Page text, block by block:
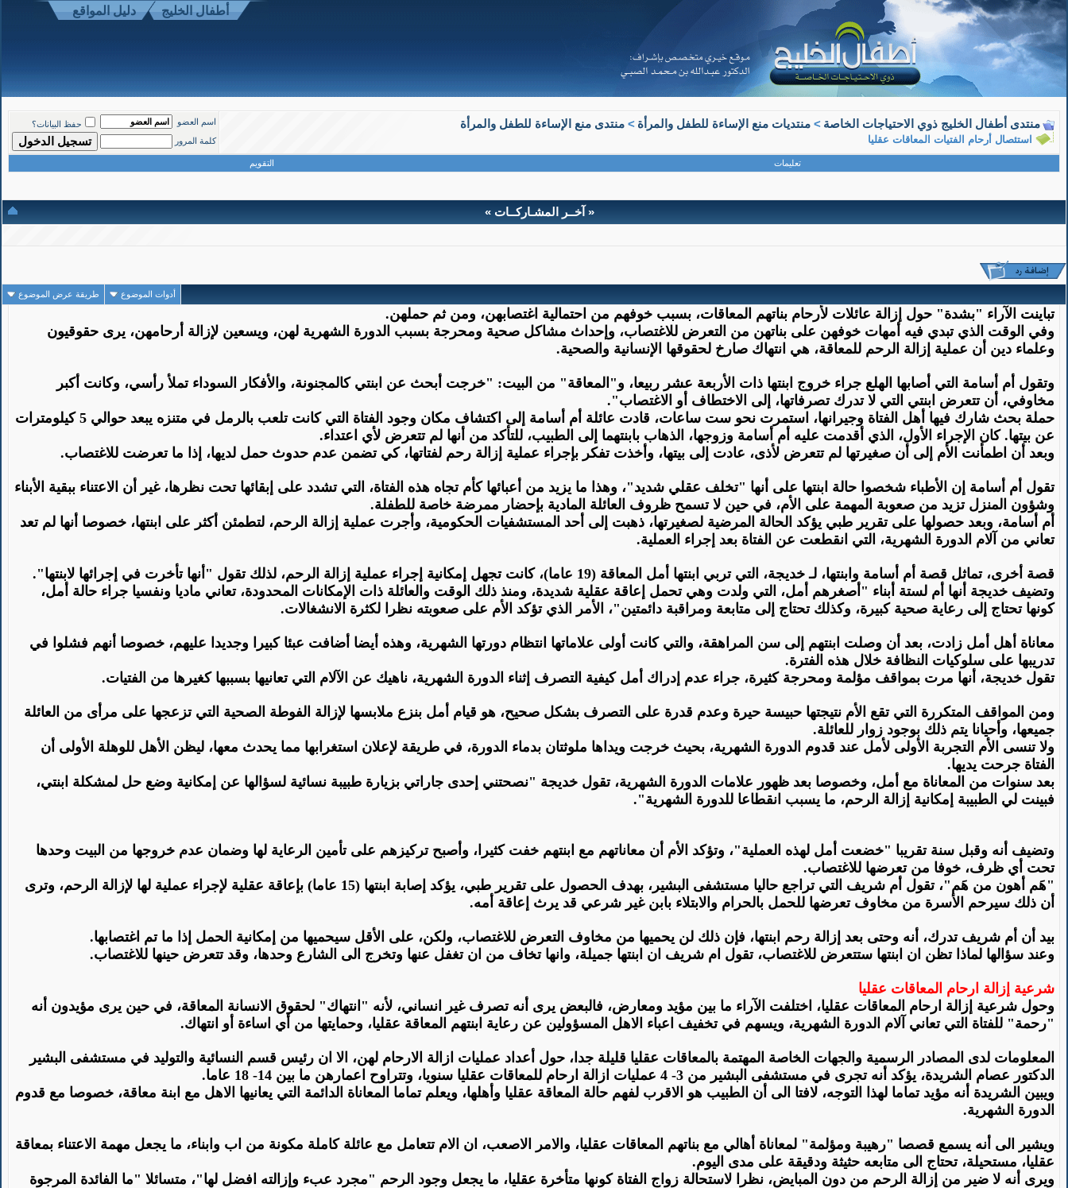
أطفال الخليج دليل المواقع
منتدى أطفال الخليج ذوي الاحتياجات الخاصة > منتديات منع الإساءة للطفل والمرأة > منتدى منع الإساءة للطفل والمرأة
استئصال أرحام الفتيات المعاقات عقليا
اسم العضو
حفظ البيانات؟
كلمة المرور
تعليمات التقويم
« آخــر المشـاركــات »
أدوات الموضوع طريقة عرض الموضوع
زهرة الشمال
عضو مميز
تاريخ التسجيل: Mar 2008
المشاركات: 110
تباينت الآراء "بشدة" حول إزالة عائلات لأرحام بناتهم المعاقات، بسبب خوفهم من احتمالية اغتصابهن، ومن ثم حملهن.
وفي الوقت الذي تبدي فيه أمهات خوفهن على بناتهن من التعرض للاغتصاب، وإحداث مشاكل صحية ومحرجة بسبب الدورة الشهرية لهن، ويسعين لإزالة أرحامهن، يرى حقوقيون
وعلماء دين أن عملية إزالة الرحم للمعاقة، هي انتهاك صارخ لحقوقها الإنسانية والصحية.
وتقول أم أسامة التي أصابها الهلع جراء خروج ابنتها ذات الأربعة عشر ربيعا، و"المعاقة" من البيت: "خرجت أبحث عن ابنتي كالمجنونة، والأفكار السوداء تملأ رأسي، وكانت أكبر
مخاوفي، أن تتعرض ابنتي التي لا تدرك تصرفاتها، إلى الاختطاف أو الاغتصاب".
حملة بحث شارك فيها أهل الفتاة وجيرانها، استمرت نحو ست ساعات، قادت عائلة أم أسامة إلى اكتشاف مكان وجود الفتاة التي كانت تلعب بالرمل في متنزه يبعد حوالي 5 كيلومترات
عن بيتها. كان الإجراء الأول، الذي أقدمت عليه أم أسامة وزوجها، الذهاب بابنتهما إلى الطبيب، للتأكد من أنها لم تتعرض لأي اعتداء.
وبعد أن اطمأنت الأم إلى أن صغيرتها لم تتعرض لأذى، عادت إلى بيتها، وأخذت تفكر بإجراء عملية إزالة رحم لفتاتها، كي تضمن عدم حدوث حمل لديها، إذا ما تعرضت للاغتصاب.
تقول أم أسامة إن الأطباء شخصوا حالة ابنتها على أنها "تخلف عقلي شديد"، وهذا ما يزيد من أعبائها كأم تجاه هذه الفتاة، التي تشدد على إبقائها تحت نظرها، غير أن الاعتناء ببقية الأبناء
وشؤون المنزل تزيد من صعوبة المهمة على الأم، في حين لا تسمح ظروف العائلة المادية بإحضار ممرضة خاصة للطفلة.
أم أسامة، وبعد حصولها على تقرير طبي يؤكد الحالة المرضية لصغيرتها، ذهبت إلى أحد المستشفيات الحكومية، وأجرت عملية إزالة الرحم، لتطمئن أكثر على ابنتها، خصوصا أنها لم تعد
تعاني من آلام الدورة الشهرية، التي انقطعت عن الفتاة بعد إجراء العملية.
قصة أخرى، تماثل قصة أم أسامة وابنتها، لـ خديجة، التي تربي ابنتها أمل المعاقة (19 عاما)، كانت تجهل إمكانية إجراء عملية إزالة الرحم، لذلك تقول "أنها تأخرت في إجرائها لابنتها
".
وتضيف خديجة أنها أم لستة أبناء "أصغرهم أمل، التي ولدت وهي تحمل إعاقة عقلية شديدة، ومنذ ذلك الوقت والعائلة ذات الإمكانات المحدودة، تعاني ماديا ونفسيا جراء حالة أمل،
كونها تحتاج إلى رعاية صحية كبيرة، وكذلك تحتاج إلى متابعة ومراقبة دائمتين"، الأمر الذي تؤكد الأم على صعوبته نظرا لكثرة الانشغالات.
معاناة أهل أمل زادت، بعد أن وصلت ابنتهم إلى سن المراهقة، والتي كانت أولى علاماتها انتظام دورتها الشهرية، وهذه أيضا أضافت عبئا كبيرا وجديدا عليهم، خصوصا أنهم فشلوا في
تدريبها على سلوكيات النظافة خلال هذه الفترة.
تقول خديجة، أنها مرت بمواقف مؤلمة ومحرجة كثيرة، جراء عدم إدراك أمل كيفية التصرف إثناء الدورة الشهرية، ناهيك عن الآلام التي تعانيها بسببها كغيرها من الفتيات.
ومن المواقف المتكررة التي تقع الأم نتيجتها حبيسة حيرة وعدم قدرة على التصرف بشكل صحيح، هو قيام أمل بنزع ملابسها لإزالة الفوطة الصحية التي تزعجها على مرأى من العائلة
جميعها، وأحيانا يتم ذلك بوجود زوار للعائلة.
ولا تنسى الأم التجربة الأولى لأمل عند قدوم الدورة الشهرية، بحيث خرجت ويداها ملوثتان بدماء الدورة، في طريقة لإعلان استغرابها مما يحدث معها، ليظن الأهل للوهلة الأولى أن
الفتاة جرحت يديها.
بعد سنوات من المعاناة مع أمل، وخصوصا بعد ظهور علامات الدورة الشهرية، تقول خديجة "نصحتني إحدى جاراتي بزيارة طبيبة نسائية لسؤالها عن إمكانية وضع حل لمشكلة ابنتي،
فبينت لي الطبيبة إمكانية إزالة الرحم، ما يسبب انقطاعا للدورة الشهرية".
وتضيف أنه وقبل سنة تقريبا "خضعت أمل لهذه العملية"، وتؤكد الأم أن معاناتهم مع ابنتهم خفت كثيرا، وأصبح تركيزهم على تأمين الرعاية لها وضمان عدم خروجها من البيت وحدها
تحت أي ظرف، خوفا من تعرضها للاغتصاب.
"
هَم أهون من هَم"، تقول أم شريف التي تراجع حاليا مستشفى البشير، بهدف الحصول على تقرير طبي، يؤكد إصابة ابنتها (15 عاما) بإعاقة عقلية لإجراء عملية لها لإزالة الرحم، وترى
أن ذلك سيرحم الأسرة من مخاوف تعرضها للحمل بالحرام والابتلاء بابن غير شرعي قد يرث إعاقة أمه.
بيد أن أم شريف تدرك، أنه وحتى بعد إزالة رحم ابنتها، فإن ذلك لن يحميها من مخاوف التعرض للاغتصاب، ولكن، على الأقل سيحميها من إمكانية الحمل إذا ما تم اغتصابها.
وعند سؤالها لماذا تظن ان ابنتها ستتعرض للاغتصاب، تقول ام شريف ان ابنتها جميلة، وانها تخاف من ان تغفل عنها وتخرج الى الشارع وحدها، وقد تتعرض حينها للاغتصاب.
شرعية إزالة ارحام المعاقات عقليا
وحول شرعية إزالة ارحام المعاقات عقليا، اختلفت الآراء ما بين مؤيد ومعارض، فالبعض يرى أنه تصرف غير انساني، لأنه "انتهاك" لحقوق الانسانة المعاقة، في حين يرى مؤيدون أنه
"رحمة" للفتاة التي تعاني آلام الدورة الشهرية، ويسهم في تخفيف اعباء الاهل المسؤولين عن رعاية ابنتهم المعاقة عقليا، وحمايتها من أي اساءة أو انتهاك.
المعلومات لدى المصادر الرسمية والجهات الخاصة المهتمة بالمعاقات عقليا قليلة جدا، حول أعداد عمليات ازالة الارحام لهن، الا ان رئيس قسم النسائية والتوليد في مستشفى البشير
الدكتور عصام الشريدة، يؤكد أنه تجرى في مستشفى البشير من 3- 4 عمليات ازالة ارحام للمعاقات عقليا سنويا، وتتراوح اعمارهن ما بين 14- 18 عاما
.
ويبين الشريدة أنه مؤيد تماما لهذا التوجه، لافتا الى أن الطبيب هو الاقرب لفهم حالة المعاقة عقليا وأهلها، ويعلم تماما المعاناة الدائمة التي يعانيها الاهل مع ابنة معاقة، خصوصا مع قدوم
الدورة الشهرية.
ويشير الى أنه يسمع قصصا "رهيبة ومؤلمة" لمعاناة أهالي مع بناتهم المعاقات عقليا، والامر الاصعب، ان الام تتعامل مع عائلة كاملة مكونة من اب وابناء، ما يجعل مهمة الاعتناء بمعاقة
عقليا، مستحيلة، تحتاج الى متابعه حثيثة ودقيقة على مدى اليوم.
ويرى أنه لا ضير من إزالة الرحم من دون المبايض، نظرا لاستحالة زواج الفتاة كونها متأخرة عقليا، ما يجعل وجود الرحم "مجرد عبء وإزالته افضل لها"، متسائلا "ما الفائدة المرجوة